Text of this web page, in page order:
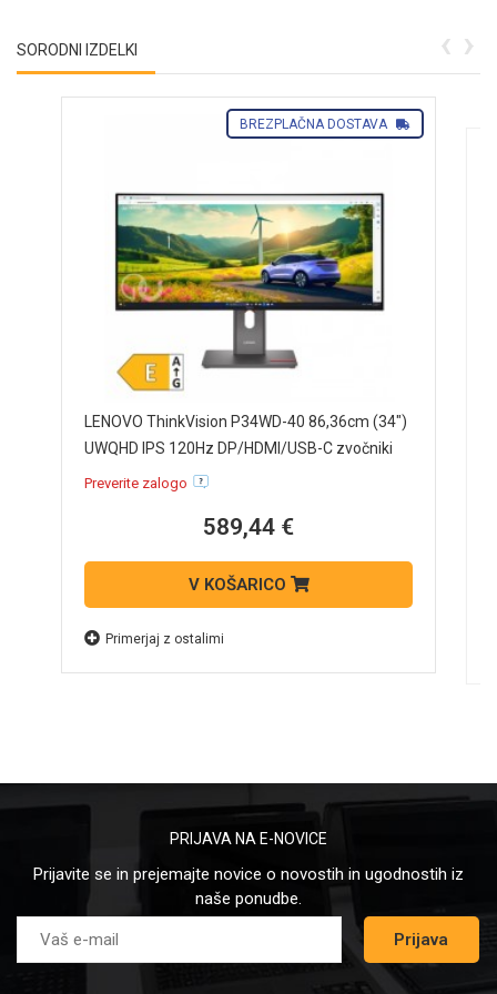
SORODNI IZDELKI
BREZPLAČNA DOSTAVA
LENOVO ThinkVision P34WD-40 86,36cm (34")
UWQHD IPS 120Hz DP/HDMI/USB-C zvočniki
ukrivljen monitor 64ADGAT1EU
Preverite zalogo
589,44 €
V KOŠARICO
Primerjaj z ostalimi
‹ ›
PRIJAVA NA E-NOVICE
Prijavite se in prejemajte novice o novostih in ugodnostih iz
naše ponudbe.
Prijava